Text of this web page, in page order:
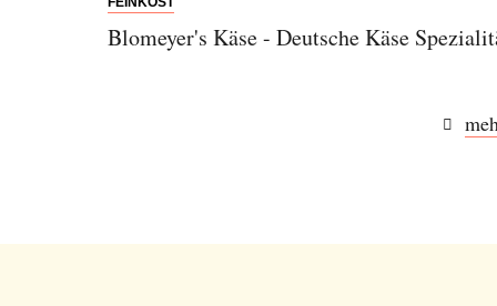
Blomeyer's Käse - Deutsche Käse